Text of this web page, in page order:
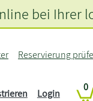
Reservierung
Login
0
bei Ihrer